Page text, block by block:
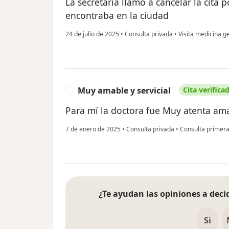
encontraba en la ciudad
24 de julio de 2025 • Consulta privada • Visita medicina
Muy amable y servicial Cita
Para mí la doctora fue Muy atenta
7 de enero de 2025 • Consulta privada • Consulta
¿Te ayudan las opiniones a
Si